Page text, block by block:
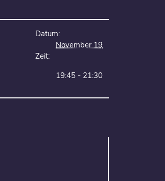
Datum:
November 19
Zeit:
19:45 - 21:30